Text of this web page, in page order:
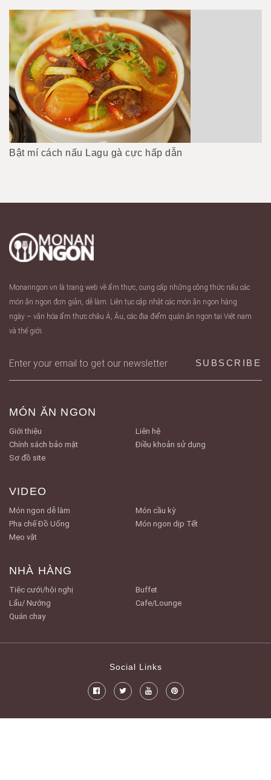
Bật mí cách nấu Lagu gà cực hấp dẫn
Monanngon.vn là trang web về ẩm thực, cung cấp những công thức nấu các
món ăn ngon đơn giản, dễ làm. Liên tục cập nhật các món ăn ngon hàng
ngày – văn hóa ẩm thực châu Á, Âu, các địa điểm quán ăn ngon tại Việt nam
và thế giới.
MÓN ĂN NGON
Giới thiệu
Liên hệ
Chính sách bảo mật
Điều khoản sử dụng
Sơ đồ site
VIDEO
Món ngon dễ làm
Món cầu kỳ
Pha chế Đồ Uống
Món ngon dịp Tết
Mẹo vặt
NHÀ HÀNG
Tiệc cưới/hội nghị
Buffet
Lẩu/ Nướng
Cafe/Lounge
Quán chay
Social Links